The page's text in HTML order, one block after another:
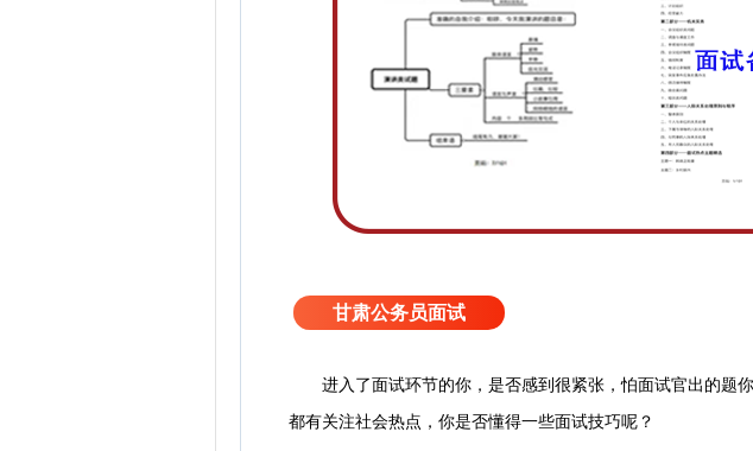
甘肃公务员面试
进入了面试环节的你，是否感到很紧张，怕面试官出的题
都有关注社会热点，你是否懂得一些面试技巧呢？